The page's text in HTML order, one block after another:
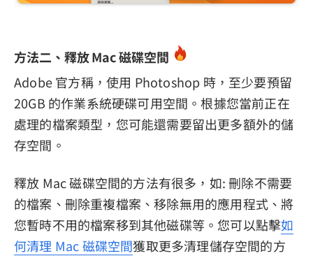
方法二、釋放 Mac 磁碟空間
Adobe 官方稱，使用 Photoshop 時，至少要預留
20GB 的作業系統硬碟可用空間。根據您當前正在
處理的檔案類型，您可能還需要留出更多額外的儲
存空間。
釋放 Mac 磁碟空間的方法有很多，如: 刪除不需要
的檔案、刪除重複檔案、移除無用的應用程式、將
您暫時不用的檔案移到其他磁碟等。您可以點擊如
何清理 Mac 磁碟空間獲取更多清理儲存空間的方